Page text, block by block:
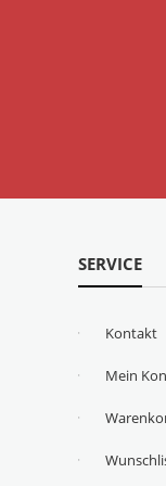
SERVICE
Kontakt
Mein